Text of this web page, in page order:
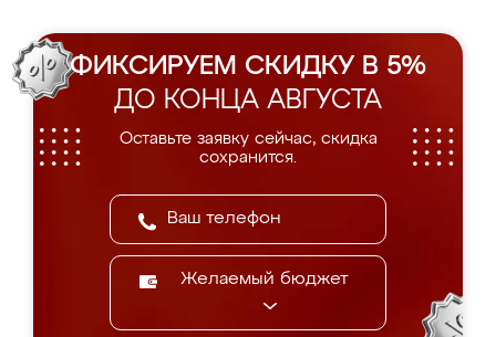
ФИКСИРУЕМ СКИДКУ В 5%
ДО КОНЦА АВГУСТА
Оставьте заявку сейчас, скидка
сохранится.
Желаемый бюджет